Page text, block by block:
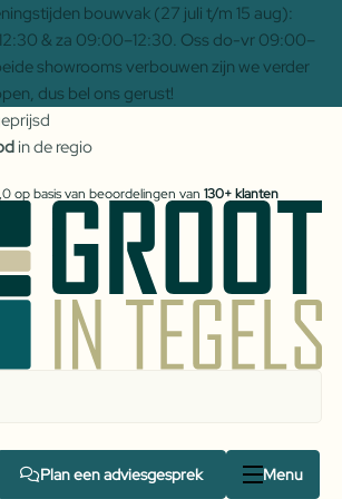
bouwvak (27 juli t/m 15 aug):
& za 09:00–12:30. Oss do-vr 09:00–
showrooms verbouwen zijn we verder
dus bel ons gerust!
in de regio
op basis van beoordelingen van 130+ klanten
Plan een adviesgesprek Menu